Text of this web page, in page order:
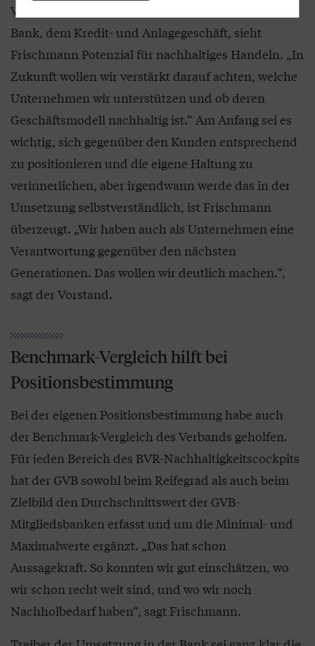
Vorstand. Auch in den Kerngeschäftsfeldern der
Bank, dem Kredit- und Anlagegeschäft, sieht
Frischmann Potenzial für nachhaltiges Handeln. „In
Zukunft wollen wir verstärkt darauf achten, welche
Unternehmen wir unterstützen und ob deren
Geschäftsmodell nachhaltig ist.“ Am Anfang sei es
wichtig, sich gegenüber den Kunden entsprechend
zu positionieren und die eigene Haltung zu
verinnerlichen, aber irgendwann werde das in der
Umsetzung selbstverständlich, ist Frischmann
überzeugt. „Wir haben auch als Unternehmen eine
Verantwortung gegenüber den nächsten
Generationen. Das wollen wir deutlich machen.“,
sagt der Vorstand.
Benchmark-Vergleich hilft bei
Positionsbestimmung
Bei der eigenen Positionsbestimmung habe auch
der Benchmark-Vergleich des Verbands geholfen.
Für jeden Bereich des BVR-Nachhaltigkeitscockpits
hat der GVB sowohl beim Reifegrad als auch beim
Zielbild den Durchschnittswert der GVB-
Mitgliedsbanken erfasst und um die Minimal- und
Maximalwerte ergänzt. „Das hat schon
Aussagekraft. So konnten wir gut einschätzen, wo
wir schon recht weit sind, und wo wir noch
Nachholbedarf haben“, sagt Frischmann.